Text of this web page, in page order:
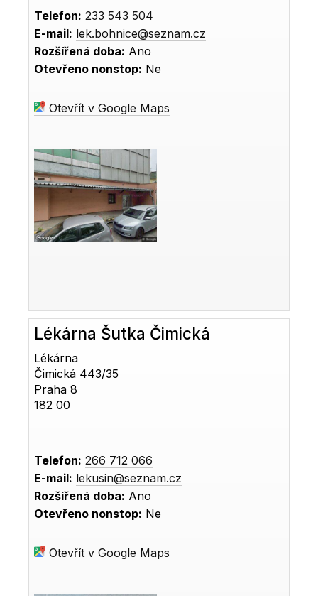
Telefon: 233 543 504
E-mail: lek.bohnice@seznam.cz
Rozšířená doba: Ano
Otevřeno nonstop: Ne
Otevřít v Google Maps
Lékárna Šutka Čimická
Lékárna
Čimická 443/35
Praha 8
182 00
Telefon: 266 712 066
E-mail: lekusin@seznam.cz
Rozšířená doba: Ano
Otevřeno nonstop: Ne
Otevřít v Google Maps